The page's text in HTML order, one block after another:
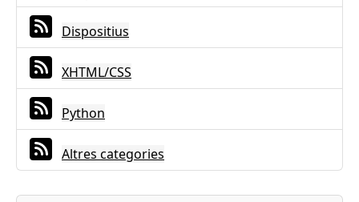
Dispositius
XHTML/CSS
Python
Altres categories